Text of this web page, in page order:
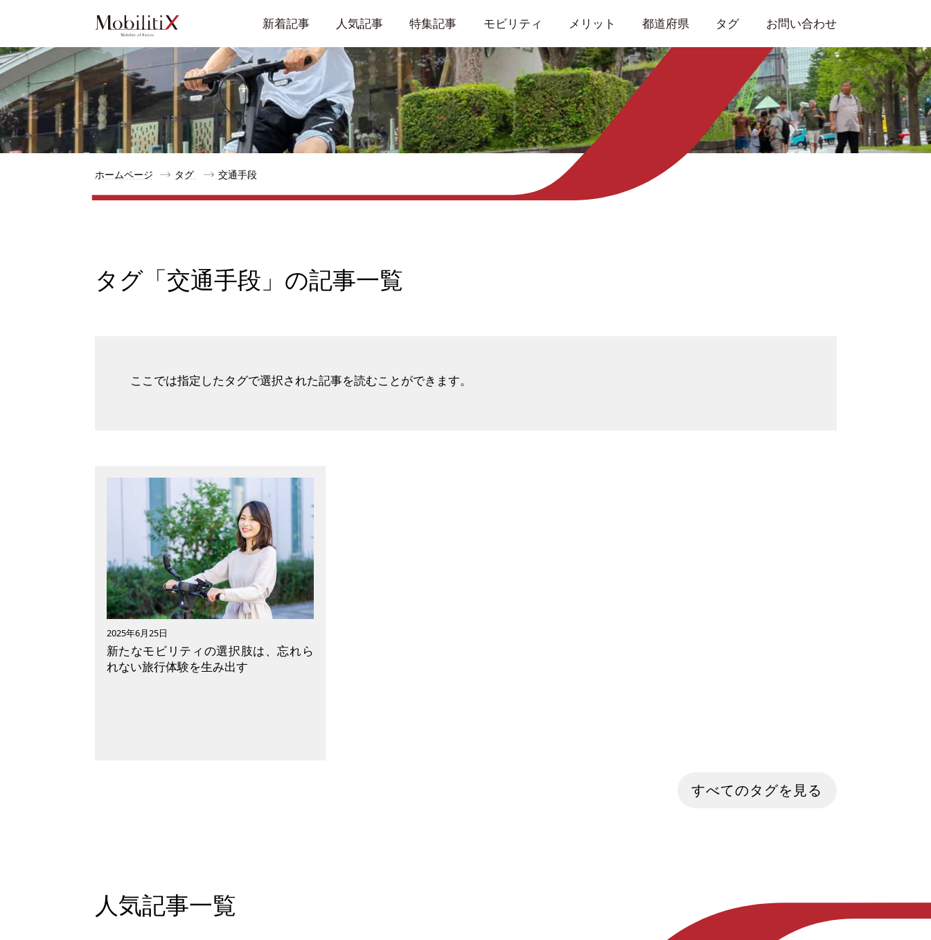
新着記事 人気記事 特集記事 モビリティ メリット 都道府県 タグ お問い合わせ
ホームページ タグ 交通手段
タグ「交通手段」の記事一覧
ここでは指定したタグで選択された記事を読むことができます。
2025年6月25日
新たなモビリティの選択肢は、忘れら
れない旅行体験を生み出す
再燃し、旅行需要向上に期待が寄せら
れています。訪日観光客数の増加によ
すべてのタグを見る
人気記事一覧